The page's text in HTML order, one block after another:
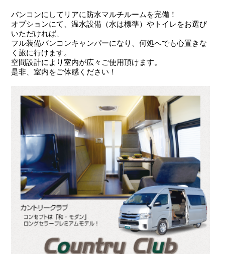
バンコンにしてリアに防水マルチルームを完備！
オプションにて、温水設備（水は標準）やトイレをお選び
いただければ、
フル装備バンコンキャンパーになり、何処へでも心置きな
く旅に行けます。
空間設計により室内が広々ご使用頂けます。
是非、室内をご体感ください！